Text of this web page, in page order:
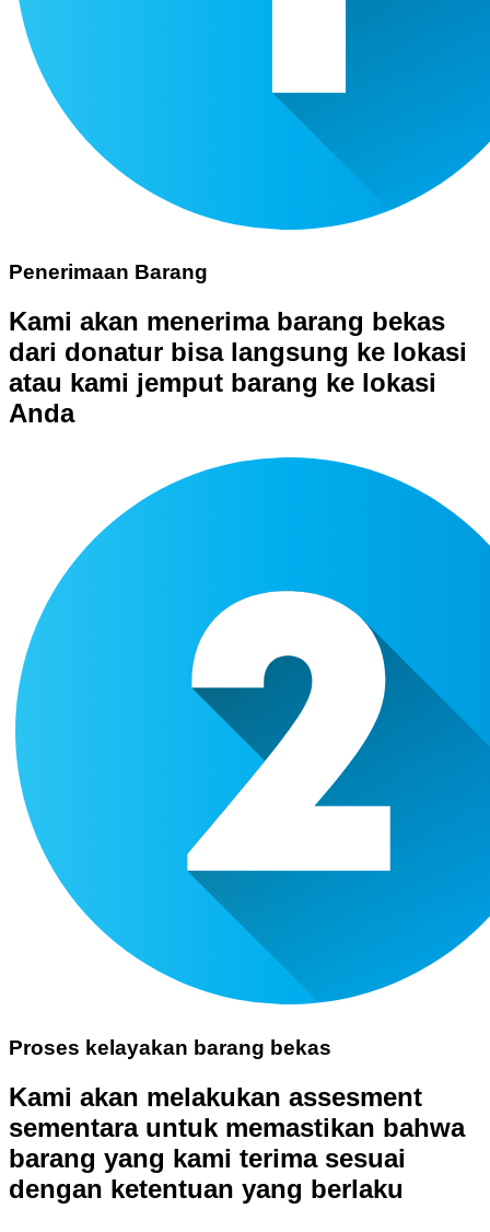
Penerimaan Barang
Kami akan menerima barang bekas
dari donatur bisa langsung ke lokasi
atau kami jemput barang ke lokasi
Anda
Proses kelayakan barang bekas
Kami akan melakukan assesment
sementara untuk memastikan bahwa
barang yang kami terima sesuai
dengan ketentuan yang berlaku